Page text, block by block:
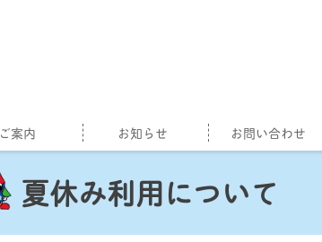
ご案内 お知らせ お問い合わせ
夏休み利用について